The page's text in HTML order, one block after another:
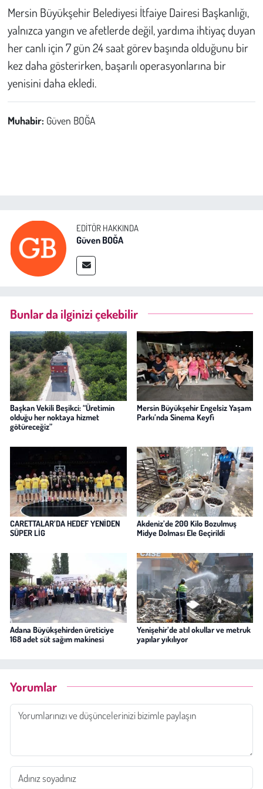
Mersin Büyükşehir Belediyesi İtfaiye Dairesi Başkanlığı,
yalnızca yangın ve afetlerde değil, yardıma ihtiyaç duyan
her canlı için 7 gün 24 saat görev başında olduğunu bir
kez daha gösterirken, başarılı operasyonlarına bir
yenisini daha ekledi.
Muhabir: Güven BOĞA
EDITÖR HAKKINDA
Güven BOĞA
Bunlar da ilginizi çekebilir
Başkan Vekili Beşikci: “Üretimin
olduğu her noktaya hizmet
götüreceğiz”
Mersin Büyükşehir Engelsiz Yaşam
Parkı’nda Sinema Keyfi
CARETTALAR’DA HEDEF YENİDEN
SÜPER LİG
Akdeniz’de 200 Kilo Bozulmuş
Midye Dolması Ele Geçirildi
Adana Büyükşehirden üreticiye
168 adet süt sağım makinesi
Yenişehir’de atıl okullar ve metruk
yapılar yıkılıyor
Yorumlar